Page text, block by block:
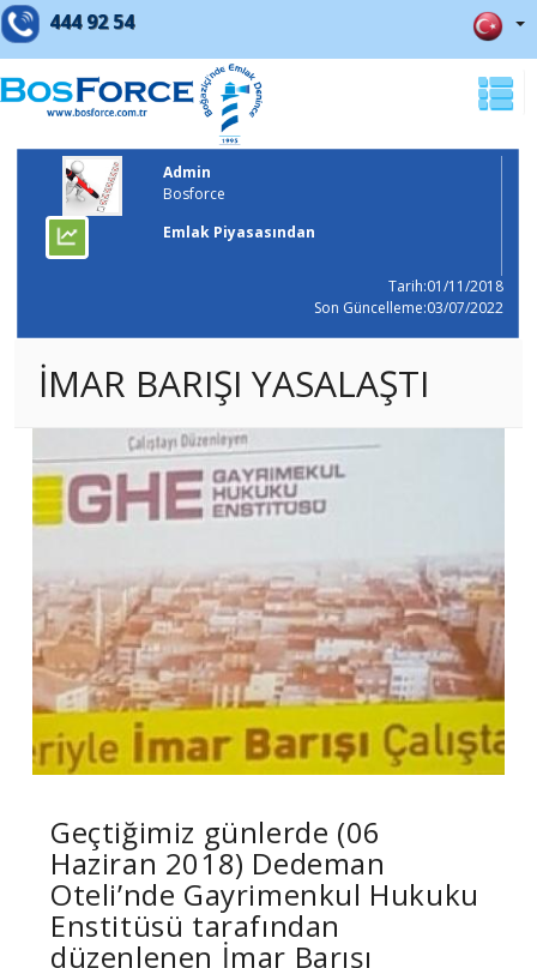
444 92 54
Admin
Bosforce
Emlak Piyasasından
Tarih:01/11/2018
Son Güncelleme:03/07/2022
İMAR BARIŞI YASALAŞTI
Geçtiğimiz günlerde (06
Haziran 2018) Dedeman
Oteli’nde Gayrimenkul Hukuku
Enstitüsü tarafından
düzenlenen İmar Barışı